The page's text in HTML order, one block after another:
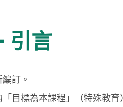
引言
訂。
目標為本課程」（特殊教育